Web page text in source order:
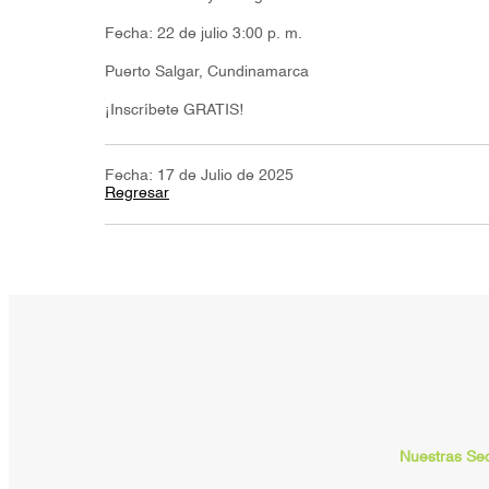
Fecha: 22 de julio 3:00 p. m.
Puerto Salgar, Cundinamarca
¡Inscríbete GRATIS!
Fecha: 17 de Julio de 2025
Regresar
Nuestras